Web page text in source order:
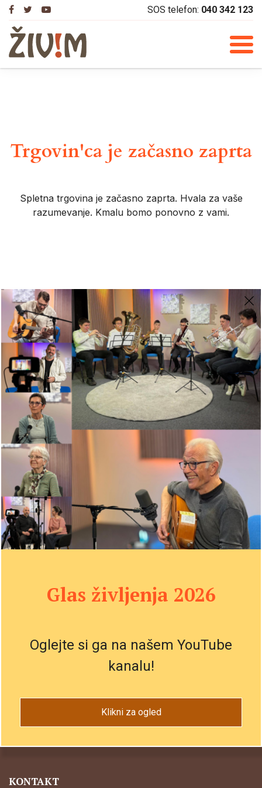
Skip
content
SOS telefon: 040 342 123
Trgovin'ca je začasno zaprta
Spletna trgovina je začasno zaprta. Hvala za vaše
razumevanje. Kmalu bomo ponovno z vami.
Mesečne e-novice
Za prejemanje elektronskih novic vpišite svoj e-mail naslov
PROGRAMI
Posvet pred splavom
Pomoč po splavu
Delavnice, predavanja, pričevanja
Program PreŽIV!M
O splavu
Osebne zgodbe
KONTAKT
Glas življenja 2026
Oglejte si ga na našem YouTube
kanalu!
Klikni za ogled